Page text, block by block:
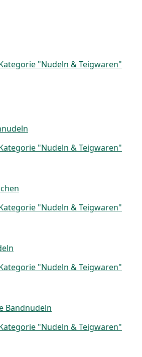
"Nudeln & Teigwaren"
"Nudeln & Teigwaren"
"Nudeln & Teigwaren"
"Nudeln & Teigwaren"
Bandnudeln
"Nudeln & Teigwaren"